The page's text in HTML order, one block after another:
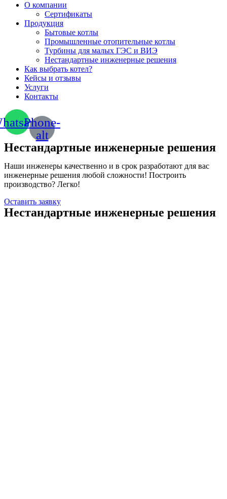
О компании
Сертификаты
Продукция
Бытовые котлы
Промышленные отопительные котлы
Турбины для малых ГЭС и ВИЭ
Нестандартные инженерные решения
Как выбрать котел?
Кейсы и отзывы
Услуги
Контакты
Phone-
alt
Нестандартные инженерные решения
Наши инженеры качественно и в срок разработают для вас
инженерные решения любой сложности! Построить
производство? Легко!
Оставить заявку
Нестандартные инженерные решения